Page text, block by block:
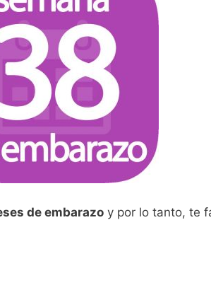
de embarazo y por lo tanto, te